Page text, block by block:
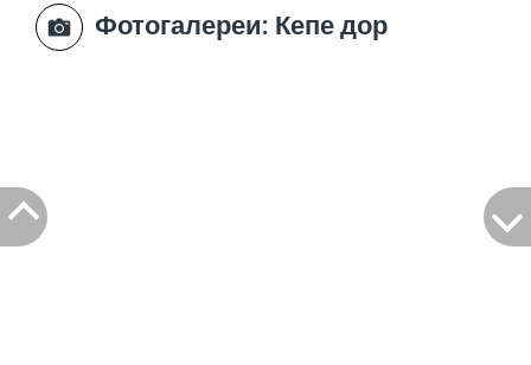
Фотогалереи: Кепе дор